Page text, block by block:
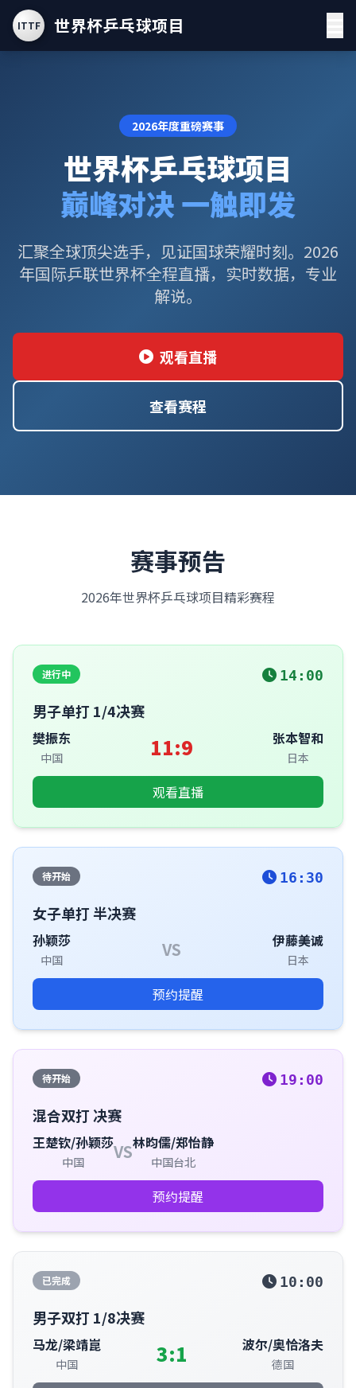
ITTF 世界杯乒乓球项目
2026年度重磅赛事
世界杯乒乓球项目
巅峰对决 一触即发
汇聚全球顶尖选手，见证国球荣耀时刻。2026
年国际乒联世界杯全程直播，实时数据，专业
解说。
观看直播
查看赛程
赛事预告
2026年世界杯乒乓球项目精彩赛程
进行中 14:00
男子单打 1/4决赛
樊振东
中国 11:9 张本智和
日本
观看直播
待开始 16:30
女子单打 半决赛
孙颖莎
中国 VS 伊藤美诚
日本
预约提醒
待开始 19:00
混合双打 决赛
王楚钦/孙颖莎
中国 VS林昀儒/郑怡静
中国台北
预约提醒
已完成 10:00
男子双打 1/8决赛
马龙/梁靖崑
中国 3:1 波尔/奥恰洛夫
德国